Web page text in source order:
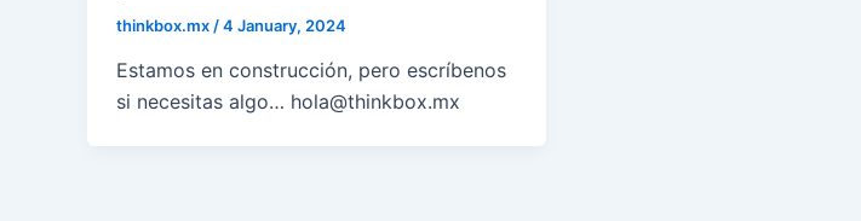
thinkbox.mx /4 January, 2024
Estamos en construcción, pero escríbenos
si necesitas algo… hola@thinkbox.mx